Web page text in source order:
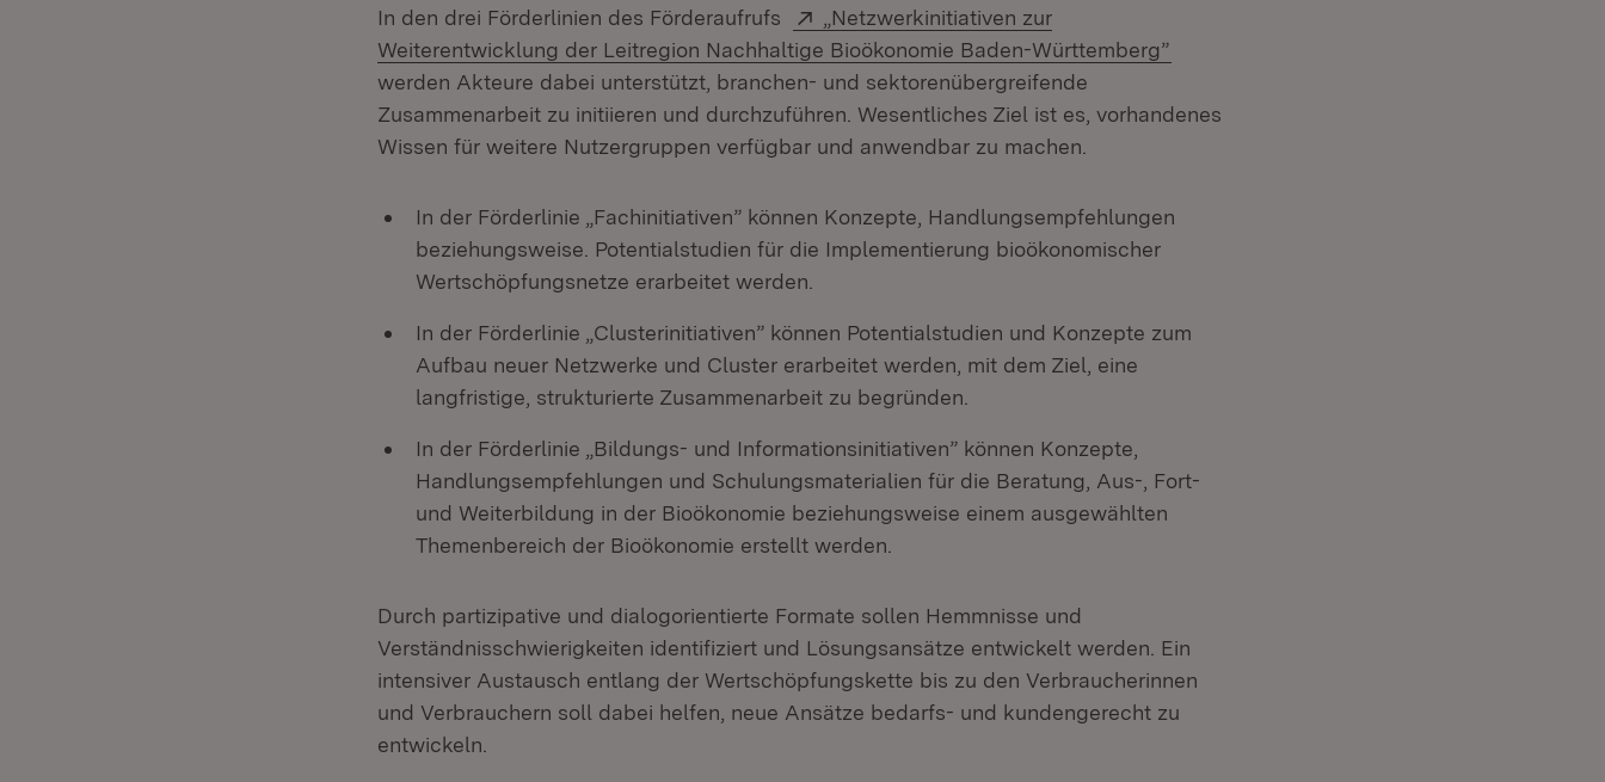
In den drei Förderlinien des Förderaufrufs Extern:
„Netzwerkinitiativen zur
Weiterentwicklung der Leitregion Nachhaltige Bioökonomie Baden-Württemberg”
werden Akteure dabei unterstützt, branchen- und sektorenübergreifende
Zusammenarbeit zu initiieren und durchzuführen. Wesentliches Ziel ist es, vorhandenes
Wissen für weitere Nutzergruppen verfügbar und anwendbar zu machen.
In der Förderlinie „Fachinitiativen” können Konzepte, Handlungsempfehlungen
beziehungsweise. Potentialstudien für die Implementierung bioökonomischer
Wertschöpfungsnetze erarbeitet werden.
In der Förderlinie „Clusterinitiativen” können Potentialstudien und Konzepte zum
Aufbau neuer Netzwerke und Cluster erarbeitet werden, mit dem Ziel, eine
langfristige, strukturierte Zusammenarbeit zu begründen.
In der Förderlinie „Bildungs- und Informationsinitiativen” können Konzepte,
Handlungsempfehlungen und Schulungsmaterialien für die Beratung, Aus-, Fort-
und Weiterbildung in der Bioökonomie beziehungsweise einem ausgewählten
Themenbereich der Bioökonomie erstellt werden.
Durch partizipative und dialogorientierte Formate sollen Hemmnisse und
Verständnisschwierigkeiten identifiziert und Lösungsansätze entwickelt werden. Ein
intensiver Austausch entlang der Wertschöpfungskette bis zu den Verbraucherinnen
und Verbrauchern soll dabei helfen, neue Ansätze bedarfs- und kundengerecht zu
entwickeln.